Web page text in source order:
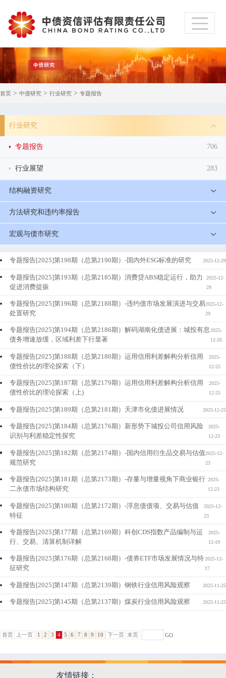
首页 > 中债研究 > 行业研究 > 专题报告
行业研究
专题报告 706
行业展望 283
结构融资研究
方法研究和违约率报告
宏观与债市研究
专题报告[2025]第198期（总第2190期）-国内外ESG标准的研究 2025-12-29
专题报告[2025]第193期（总第2185期）消费贷ABS稳定运行，助力
促进消费提振
2025-12-
29
专题报告[2025]第196期（总第2188期）-违约债市场发展演进与交易
处置研究
2025-12-
29
专题报告[2025]第194期（总第2186期）解码湖南化债进展：城投有息
债务增速放缓，区域利差下行显著
2025-
12-26
专题报告[2025]第188期（总第2180期）运用信用利差解构分析信用
债性价比的理论探索（下）
2025-
12-25
专题报告[2025]第187期（总第2179期）运用信用利差解构分析信用
债性价比的理论探索（上)
2025-
12-25
专题报告[2025]第189期（总第2181期）天津市化债进展情况 2025-12-25
专题报告[2025]第184期（总第2176期）新形势下城投公司信用风险
识别与利差稳定性探究
2025-
12-23
专题报告[2025]第182期（总第2174期）-国内信用衍生品交易与估值
规范研究
2025-12-
23
专题报告[2025]第181期（总第2173期）-存量与增量视角下商业银行
二永债市场结构研究
2025-
12-23
专题报告[2025]第180期（总第2172期）-浮息债债项、交易与估值
特征
2025-12-
23
专题报告[2025]第177期（总第2169期）科创CDS指数产品编制与运
行、交易、清算机制详解
2025-
12-19
专题报告[2025]第176期（总第2168期）-债券ETF市场发展情况与特
征研究
2025-12-
17
专题报告[2025]第147期（总第2139期）钢铁行业信用风险观察 2025-11-25
专题报告[2025]第145期（总第2137期）煤炭行业信用风险观察 2025-11-25
首页 上一页 1 2 3 4 5 6 7 8 9 10 下一页 末页 GO
友情链接：